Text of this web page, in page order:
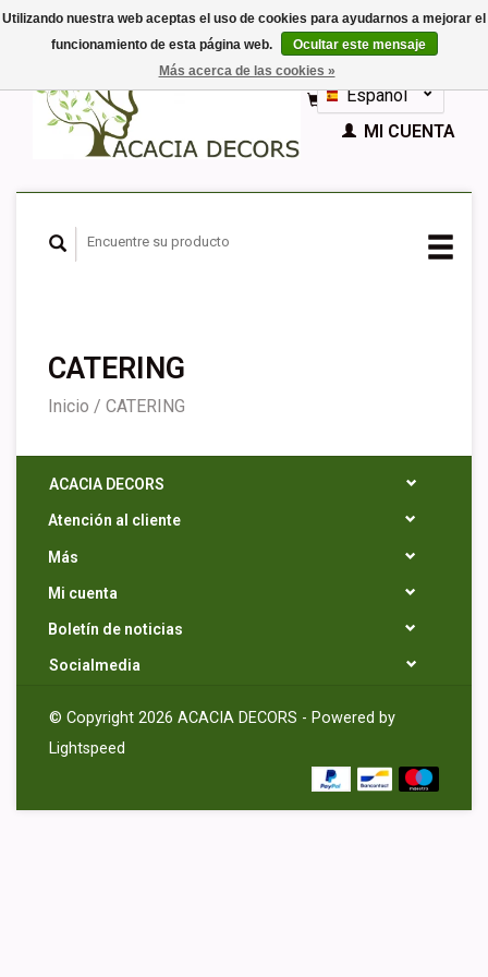
EUR
GBPEspañol
Nederlands
Français
CESTA (€0,00)
MI CUENTA
CATERING
Inicio / CATERING
ACACIA DECORS
Atención al cliente
Más
Mi cuenta
Boletín de noticias
Socialmedia
© Copyright 2026 ACACIA DECORS - Powered by
Lightspeed
Utilizando nuestra web aceptas el uso de cookies para ayudarnos a mejorar el
funcionamiento de esta página web.
Ocultar este mensaje
Más acerca de las cookies »